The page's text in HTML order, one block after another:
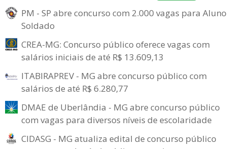
PM - SP abre concurso com 2.000 vagas para
Soldado
CREA-MG: Concurso público oferece vagas com
salários iniciais de até R$ 13.609,13
ITABIRAPREV - MG abre concurso público com
salários de até R$ 6.280,77
DMAE de Uberlândia - MG abre concurso público
com vagas para diversos níveis de escolaridade
CIDASG - MG atualiza edital de concurso público